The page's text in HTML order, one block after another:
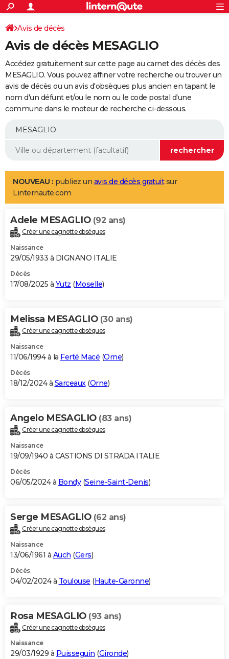
ACTUALITÉS
Politique
Société
Faits Divers
Education
Monde
Villes
+
SPORT
Coupe du monde 2026
Football
Tennis
Cyclisme
Rugby
Forum
Programme TV
TNT
Streaming
Cinéma
Sorties cinéma
Musique
+
FINANCE
Retraite
Epargne
Immobilier
Risques naturels par ville
Banque
Assurance
AUTO
Essais
Réserver un essai
Citadines
Berlines
SUV
Forum auto
+
Mobiles
Meilleur smartphone
Internet
Ordinateurs
Jeux vidéo
Guide high-tech
Aménagement intérieur
LIFESTYLE
Art de vivre
Bien-être
Loisirs
Mode
Modes de vie
Alimentation
Guide de la santé
Maladies
Médicaments
Sommeil
VOYAGE
Destinations
City break
Voyage nature
Voyage de noces
Forum
Climat
+PHOTO
GUIDES D'ACHAT
BONS PLANS
Carte de Noël
Carte Bonne année
Carte Saint-Valentin
Carte Pâques
Carte d'anniversaire
DICTIONNAIRE
Dictionnaire
Biographies
Citations
Expressions
Proverbes
PROGRAMME TV
S'inscrire
Se connecter
Lycées
Collèges
Primaires
Universités
Entreprises
Service militaire
Avis de recherche
AVIS DE DÉCÈS
Bricolage
Lifestyle
Culture
Sport
Auto
Television
Voyage
Cinema
Avis de décès
Avis de décès MESAGLIO
Accédez gratuitement sur cette page au carnet des décès des
MESAGLIO. Vous pouvez affiner votre recherche ou trouver un
avis de décès ou un avis d'obsèques plus ancien en tapant le
nom d'un défunt et/ou le nom ou le code postal d'une
commune dans le moteur de recherche ci-dessous.
NOUVEAU : publiez un avis de décès gratuitsur
Linternaute.com
Adele MESAGLIO (92 ans)
Créer une cagnotte obsèques
Naissance
29/05/1933 à DIGNANO ITALIE
Décès
17/08/2025 à Yutz (Moselle)
Melissa MESAGLIO (30 ans)
Créer une cagnotte obsèques
Naissance
11/06/1994 à la Ferté Macé (Orne)
Décès
18/12/2024 à Sarceaux(Orne)
Angelo MESAGLIO (83 ans)
Créer une cagnotte obsèques
Naissance
19/09/1940 à CASTIONS DI STRADA ITALIE
Décès
06/05/2024 à Bondy(Seine-Saint-Denis)
Serge MESAGLIO (62 ans)
Créer une cagnotte obsèques
Naissance
13/06/1961 à Auch (Gers)
Décès
04/02/2024 à Toulouse (Haute-Garonne)
Rosa MESAGLIO (93 ans)
Créer une cagnotte obsèques
Naissance
29/03/1929 à Puisseguin (Gironde)